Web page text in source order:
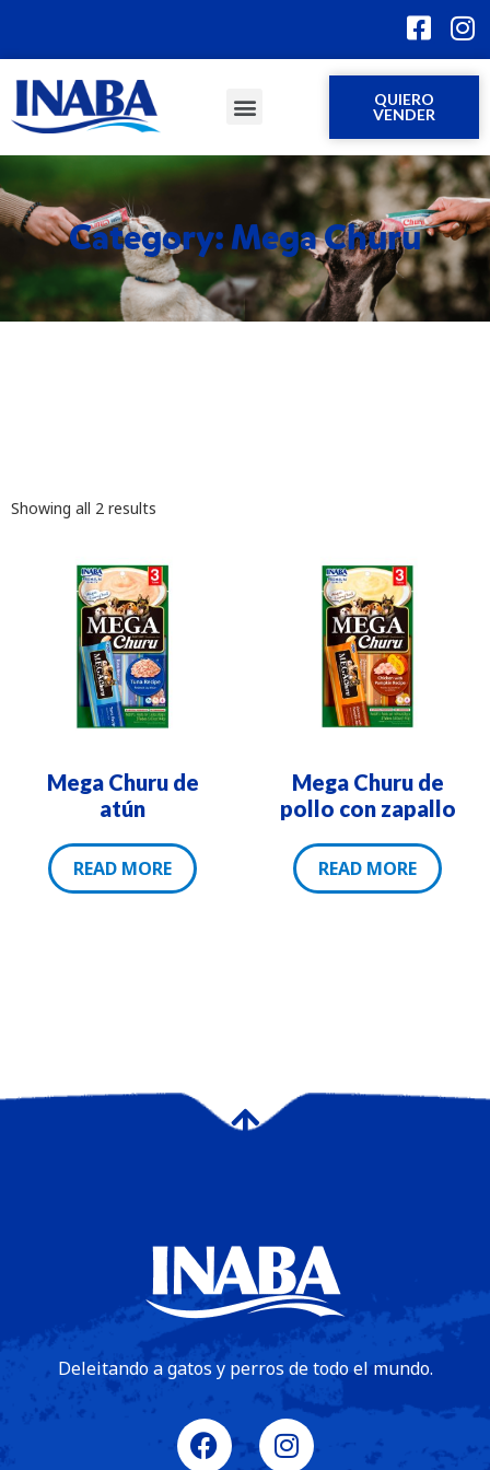
QUIERO
VENDER
Category: Mega Churu
Showing all 2 results
Mega Churu de
atún
READ MORE
Mega Churu de
pollo con zapallo
READ MORE
Deleitando a gatos y perros de todo el mundo.